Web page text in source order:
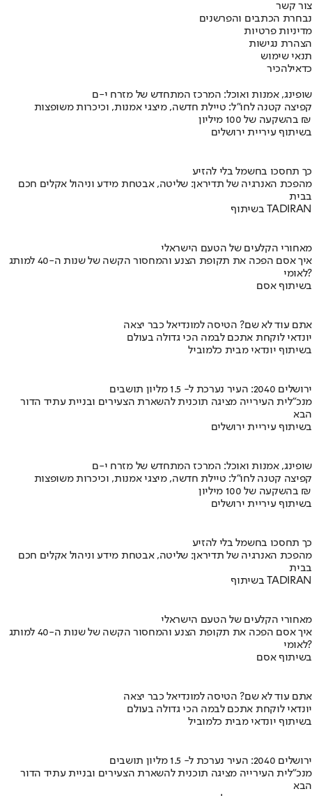
צור קשר
נבחרת הכתבים והפרשנים
מדיניות פרטיות
הצהרת נגישות
תנאי שימוש
כדאילהכיר
שופינג, אמנות ואוכל: המרכז המתחדש של מזרח י-ם
קפיצה קטנה לחו"ל: טיילת חדשה, מיצגי אמנות, וכיכרות משופצות
בהשקעה של 100 מיליון ₪
בשיתוף עיריית ירושלים
כך תחסכו בחשמל בלי להזיע
מהפכת האנרגיה של תדיראן: שליטה, אבטחת מידע וניהול אקלים חכם
בבית
בשיתוף TADIRAN
מאחורי הקלעים של הטעם הישראלי
איך אסם הפכה את תקופת הצנע והמחסור הקשה של שנות ה-40 למותג
לאומי?
בשיתוף אסם
אתם עוד לא שם? הטיסה למונדיאל כבר יצאה
יונדאי לוקחת אתכם לבמה הכי גדולה בעולם
בשיתוף יונדאי מבית כלמוביל
ירושלים 2040: העיר נערכת ל- 1.5 מליון תושבים
מנכ"לית העירייה מציגה תוכנית להשארת הצעירים ובניית עתיד הדור
הבא
בשיתוף עיריית ירושלים
שופינג, אמנות ואוכל: המרכז המתחדש של מזרח י-ם
קפיצה קטנה לחו"ל: טיילת חדשה, מיצגי אמנות, וכיכרות משופצות
בהשקעה של 100 מיליון ₪
בשיתוף עיריית ירושלים
כך תחסכו בחשמל בלי להזיע
מהפכת האנרגיה של תדיראן: שליטה, אבטחת מידע וניהול אקלים חכם
בבית
בשיתוף TADIRAN
מאחורי הקלעים של הטעם הישראלי
איך אסם הפכה את תקופת הצנע והמחסור הקשה של שנות ה-40 למותג
לאומי?
בשיתוף אסם
אתם עוד לא שם? הטיסה למונדיאל כבר יצאה
יונדאי לוקחת אתכם לבמה הכי גדולה בעולם
בשיתוף יונדאי מבית כלמוביל
ירושלים 2040: העיר נערכת ל- 1.5 מליון תושבים
מנכ"לית העירייה מציגה תוכנית להשארת הצעירים ובניית עתיד הדור
הבא